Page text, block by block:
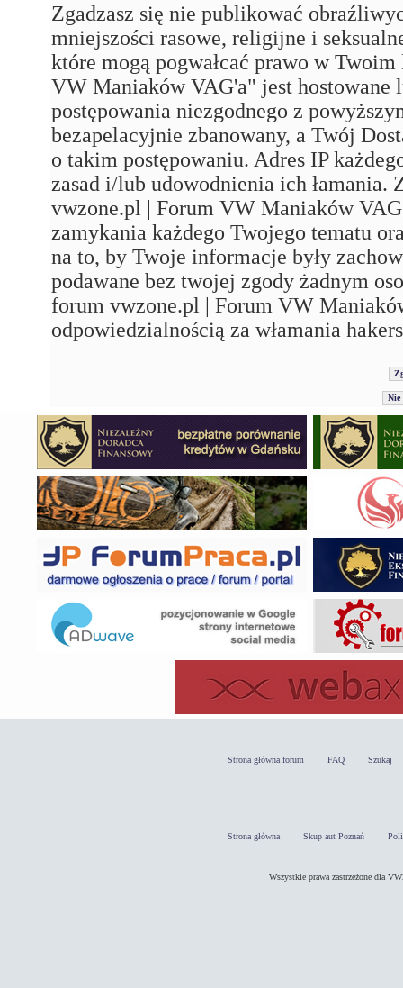
Zgadzasz się nie publikować
mniejszości rasowe, religijne i
które mogą pogwałcać prawo w
VW Maniaków VAG'a" jest hostowane
postępowania niezgodnego z
bezapelacyjnie zbanowany, a Twój
o takim postępowaniu. Adres IP
zasad i/lub udowodnienia ich
vwzone.pl | Forum VW Maniaków
zamykania każdego Twojego tematu
na to, by Twoje informacje były
podawane bez twojej zgody żadnym
forum vwzone.pl | Forum VW
odpowiedzialnością za włamania
Strona główna forum FAQ Szukaj
Strona główna Skup aut Poznań
Wszystkie prawa zastrzeżone dla